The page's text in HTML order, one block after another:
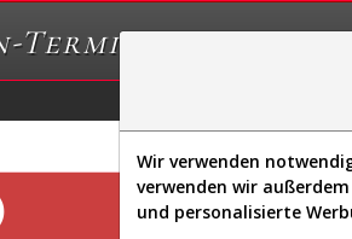
Terminal
Diese
Wir verwenden
verwenden wir
und personalisierte